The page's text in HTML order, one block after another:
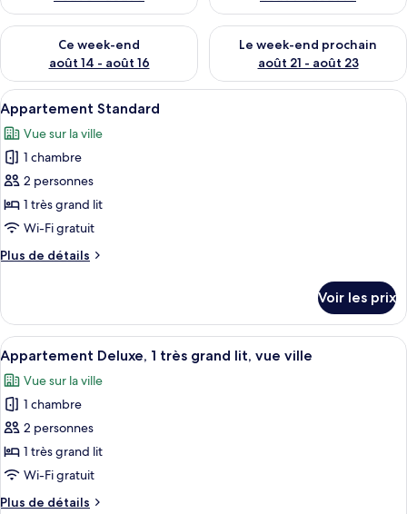
Ce week-end
août 14 - août 16
Vérifier la disponibilité pour ce week-end août 14 - août 16
Le week-end prochain
août 21 - août 23
Vérifier la disponibilité pour
Afficher
toutes
les
photos
pour
ce
type
chambre :
Une cuisine moderne avec un coin
5
Appartement Standard
Vue sur la ville
1 chambre
2 personnes
1 très grand lit
Wi-Fi gratuit
Plus de détails
Plus
le
type
de
chambre
Appartement
Standard
Voir les prix
Afficher
toutes
les
photos
pour
ce
type
Une chambre d’hôtel moderne
4
Appartement Deluxe, 1 très grand lit, vue ville
Vue sur la ville
1 chambre
2 personnes
1 très grand lit
Wi-Fi gratuit
Plus de détails
Plus